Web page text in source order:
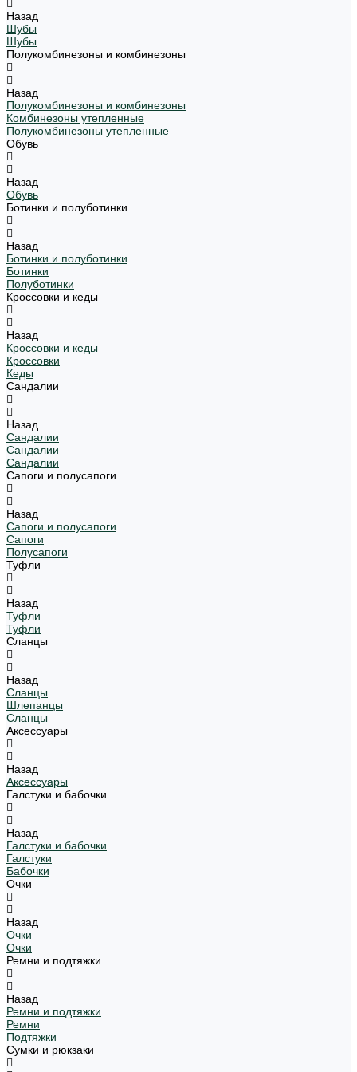
Назад
Шубы
Шубы
Полукомбинезоны и комбинезоны
Назад
Полукомбинезоны и комбинезоны
Комбинезоны утепленные
Полукомбинезоны утепленные
Обувь
Назад
Обувь
Ботинки и полуботинки
Назад
Ботинки и полуботинки
Ботинки
Полуботинки
Кроссовки и кеды
Назад
Кроссовки и кеды
Кроссовки
Кеды
Сандалии
Назад
Сандалии
Сандалии
Сандалии
Сапоги и полусапоги
Назад
Сапоги и полусапоги
Сапоги
Полусапоги
Туфли
Назад
Туфли
Туфли
Сланцы
Назад
Сланцы
Шлепанцы
Сланцы
Аксессуары
Назад
Аксессуары
Галстуки и бабочки
Назад
Галстуки и бабочки
Галстуки
Бабочки
Очки
Назад
Очки
Очки
Ремни и подтяжки
Назад
Ремни и подтяжки
Ремни
Подтяжки
Сумки и рюкзаки